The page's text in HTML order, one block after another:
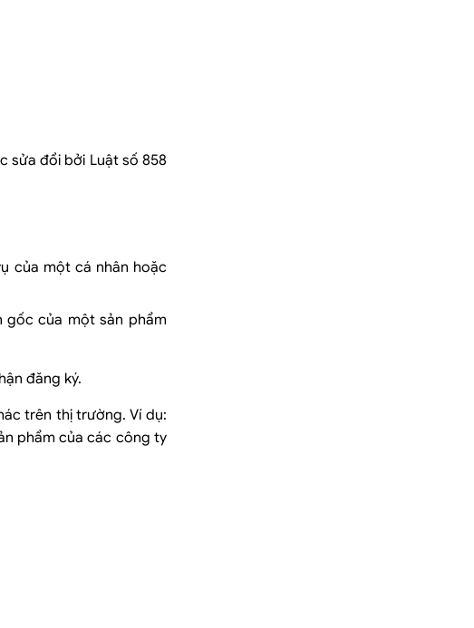
sửa đổi bởi Luật số 858
của một cá nhân hoặc
gốc của một sản phẩm
đăng ký.
trên thị trường. Ví dụ:
phẩm của các công ty